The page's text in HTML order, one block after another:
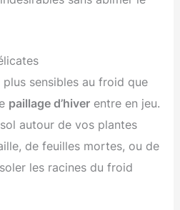
sensibles au froid que
paillage d’hiver entre en jeu.
autour de vos plantes
de feuilles mortes, ou de
les racines du froid